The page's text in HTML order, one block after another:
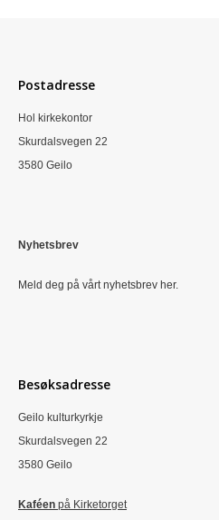
Postadresse
Hol kirkekontor
Skurdalsvegen 22
3580 Geilo
Nyhetsbrev
Meld deg på vårt nyhetsbrev her.
Besøksadresse
Geilo kulturkyrkje
Skurdalsvegen 22
3580 Geilo
Kaféen på Kirketorget